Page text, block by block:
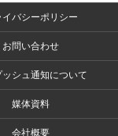
イバシーポリシー
お問い合わせ
シュ通知について
媒体資料
会社概要